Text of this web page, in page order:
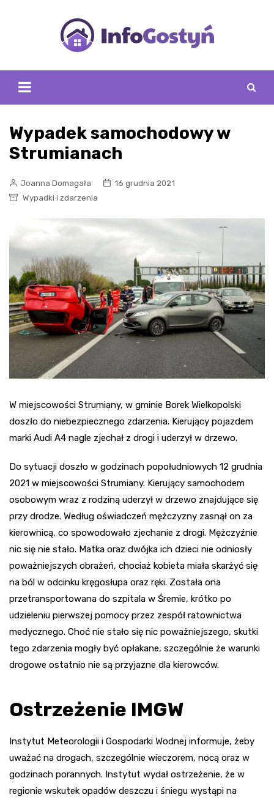
Wypadek samochodowy w
Strumianach
Joanna Domagała
16 grudnia 2021
Wypadki i zdarzenia
W miejscowości Strumiany, w gminie Borek Wielkopolski
doszło do niebezpiecznego zdarzenia. Kierujący pojazdem
marki Audi A4 nagle zjechał z drogi i uderzył w drzewo.
Do sytuacji doszło w godzinach popołudniowych 12 grudnia
2021 w miejscowości Strumiany. Kierujący samochodem
osobowym wraz z rodziną uderzył w drzewo znajdujące się
przy drodze. Według oświadczeń mężczyzny zasnął on za
kierownicą, co spowodowało zjechanie z drogi. Mężczyźnie
nic się nie stało. Matka oraz dwójka ich dzieci nie odniosły
poważniejszych obrażeń, chociaż kobieta miała skarżyć się
na ból w odcinku kręgosłupa oraz ręki. Została ona
przetransportowana do szpitala w Śremie, krótko po
udzieleniu pierwszej pomocy przez zespół ratownictwa
medycznego. Choć nie stało się nic poważniejszego, skutki
tego zdarzenia mogły być opłakane, szczególnie że warunki
drogowe ostatnio nie są przyjazne dla kierowców.
Ostrzeżenie IMGW
Instytut Meteorologii i Gospodarki Wodnej informuje, żeby
uważać na drogach, szczególnie wieczorem, nocą oraz w
godzinach porannych. Instytut wydał ostrzeżenie, że w
regionie wskutek opadów deszczu i śniegu wystąpi na